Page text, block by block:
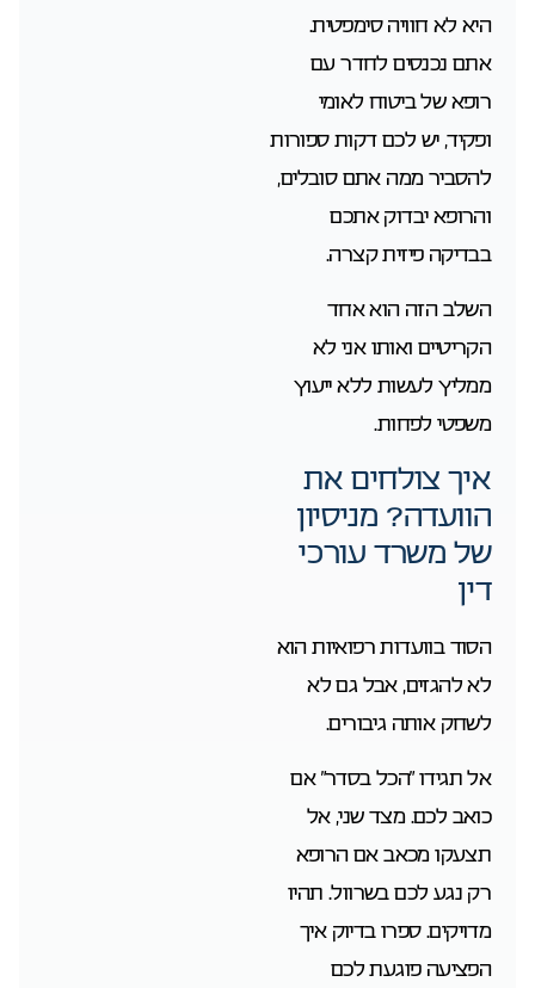
היא לא חוויה סימפטית.
אתם נכנסים לחדר עם
רופא של ביטוח לאומי
ופקיד, יש לכם דקות ספורות
להסביר ממה אתם סובלים,
והרופא יבדוק אתכם
בבדיקה פיזית קצרה.
השלב הזה הוא אחד
הקריטיים ואותו אני לא
ממליץ לעשות ללא ייעוץ
משפטי לפחות.
איך צולחים את
הוועדה? מניסיון
של משרד עורכי
דין
הסוד בוועדות רפואיות הוא
לא להגזים, אבל גם לא
לשחק אותה גיבורים.
אל תגידו “הכל בסדר” אם
כואב לכם. מצד שני, אל
תצעקו מכאב אם הרופא
רק נגע לכם בשרוול. תהיו
מדויקים. ספרו בדיוק איך
הפציעה פוגעת לכם